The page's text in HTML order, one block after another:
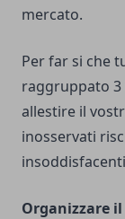
mercato.
Per far si che
raggruppato 3
allestire il
inosservati
Organizzare